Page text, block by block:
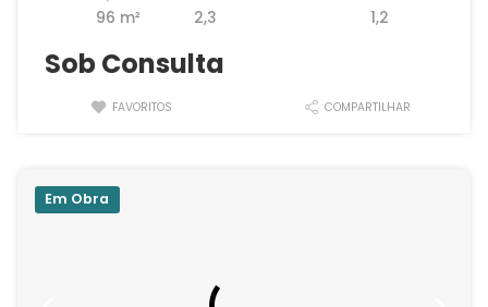
96 m² 2,3
1,2
Sob Consulta
FAVORITOS COMPARTILHAR
Em Obra